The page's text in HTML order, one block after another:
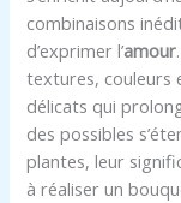
combinaisons
d’exprimer l’amour
textures, couleurs
délicats qui
des possibles
plantes, leur
à réaliser un